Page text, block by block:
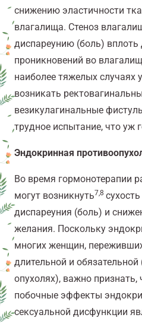
снижению эластичности
влагалища. Стеноз
диспареунию (боль)
проникновений во
наиболее тяжелых случаях
возникать
везикулагинальные
трудное испытание, что уж
Эндокринная
Во время гормонотерапии
могут возникнуть7,8
диспареуния (боль) и
желания. Поскольку
многих женщин,
длительной и
опухолях), важно
побочные эффекты
сексуальной дисфункции